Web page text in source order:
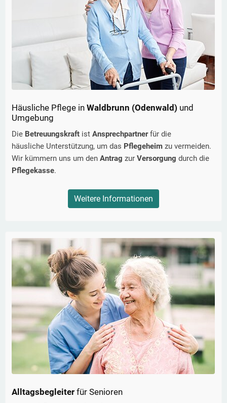
Häusliche Pflege in Waldbrunn (Odenwald) und
Umgebung
Die Betreuungskraft ist Ansprechpartnerfür die
häusliche Unterstützung, um das Pflegeheim zu vermeiden.
Wir kümmern uns um den Antrag zur Versorgung durch die
Pflegekasse.
Weitere Informationen
Alltagsbegleiter für Senioren